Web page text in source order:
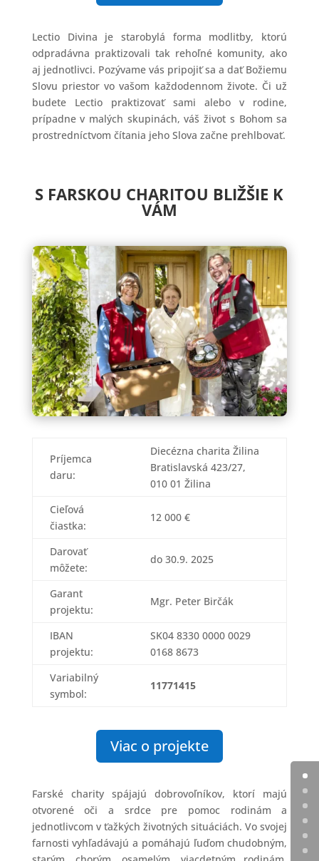
Lectio Divina je starobylá forma modlitby, ktorú
odpradávna praktizovali tak rehoľné komunity, ako
aj jednotlivci. Pozývame vás pripojiť sa a dať Božiemu
Slovu priestor vo vašom každodennom živote. Či už
budete Lectio praktizovať sami alebo v rodine,
prípadne v malých skupinách, váš život s Bohom sa
prostredníctvom čítania jeho Slova začne prehlbovať.
S FARSKOU CHARITOU BLIŽŠIE K
VÁM
Príjemca
daru:
Diecézna charita Žilina
Bratislavská 423/27,
010 01 Žilina
Cieľová
čiastka:
12 000 €
Darovať
môžete:
do 30.9. 2025
Garant
projektu:
Mgr. Peter Birčák
IBAN
projektu:
SK04 8330 0000 0029
0168 8673
Variabilný
symbol:
11771415
Viac o projekte
Farské charity spájajú dobrovoľníkov, ktorí majú
otvorené oči a srdce pre pomoc rodinám a
jednotlivcom v ťažkých životných situáciách. Vo svojej
farnosti vyhľadávajú a pomáhajú ľuďom chudobným,